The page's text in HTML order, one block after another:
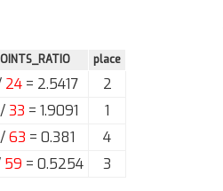
place
24 = 2.5417
2
/33 = 1.9091
1
/63 = 0.381
4
59 = 0.5254 3